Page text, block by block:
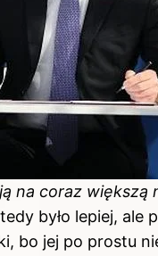
na coraz większą
było lepiej, ale
bo jej po prostu